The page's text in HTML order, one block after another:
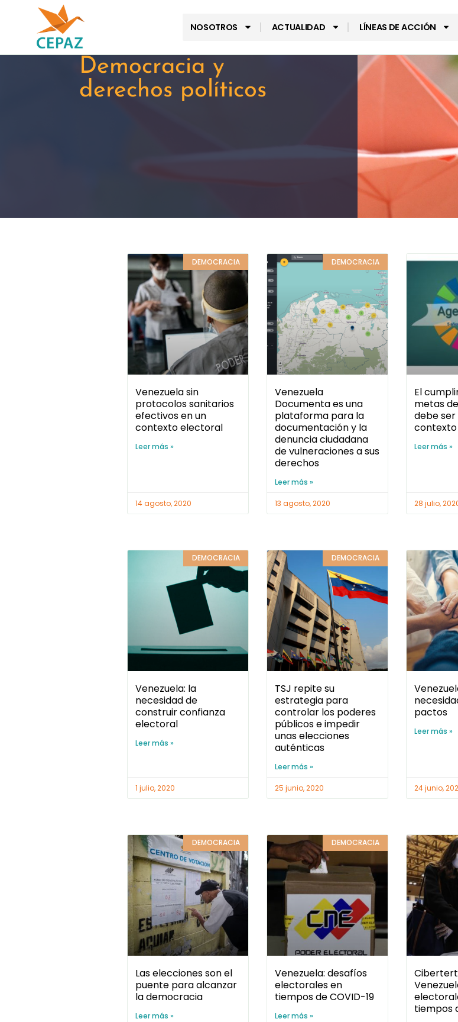
NOSOTROS ACTUALIDAD LÍNEAS DE ACCIÓN
Democracia y
derechos políticos
DEMOCRACIA
Venezuela sin
protocolos sanitarios
efectivos en un
contexto electoral
Leer más »
14 agosto, 2020
DEMOCRACIA
Venezuela
Documenta es una
plataforma para la
documentación y la
denuncia ciudadana
de vulneraciones a sus
derechos
Leer más »
13 agosto, 2020
El
metas
debe ser
contexto
Leer más »
28 julio,
DEMOCRACIA
Venezuela: la
necesidad de
construir confianza
electoral
Leer más »
1 julio, 2020
DEMOCRACIA
TSJ repite su
estrategia para
controlar los poderes
públicos e impedir
unas elecciones
auténticas
Leer más »
25 junio, 2020
pactos
Leer más »
24 junio,
DEMOCRACIA
Las elecciones son el
puente para alcanzar
la democracia
Leer más »
DEMOCRACIA
Venezuela: desafíos
electorales en
tiempos de COVID-19
Leer más »
tiempos